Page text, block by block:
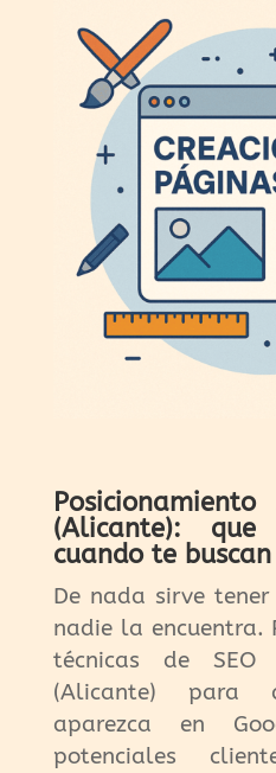
(Alicante):
cuando te buscan
De nada sirve
nadie la encuentra.
técnicas de
(Alicante) para
aparezca en
potenciales